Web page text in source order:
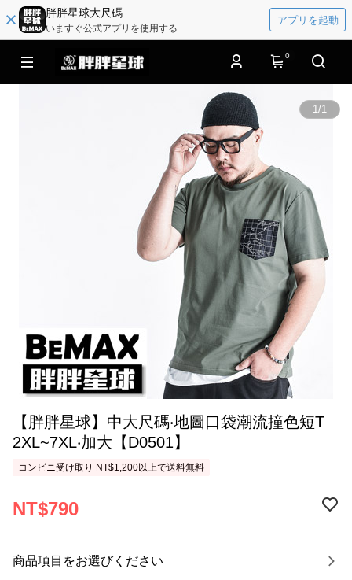
胖胖星球大尺碼
いますぐ公式アプリを使用する
アプリを起動
0
1/1
【胖胖星球】中大尺碼‧地圖口袋潮流撞色短T
2XL~7XL‧加大【D0501】
コンビニ受け取り NT$1,200以上で送料無料
NT$790
商品項目をお選びください